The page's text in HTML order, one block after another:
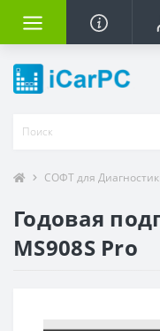
СОФТ для
Годовая
MS908S Pro